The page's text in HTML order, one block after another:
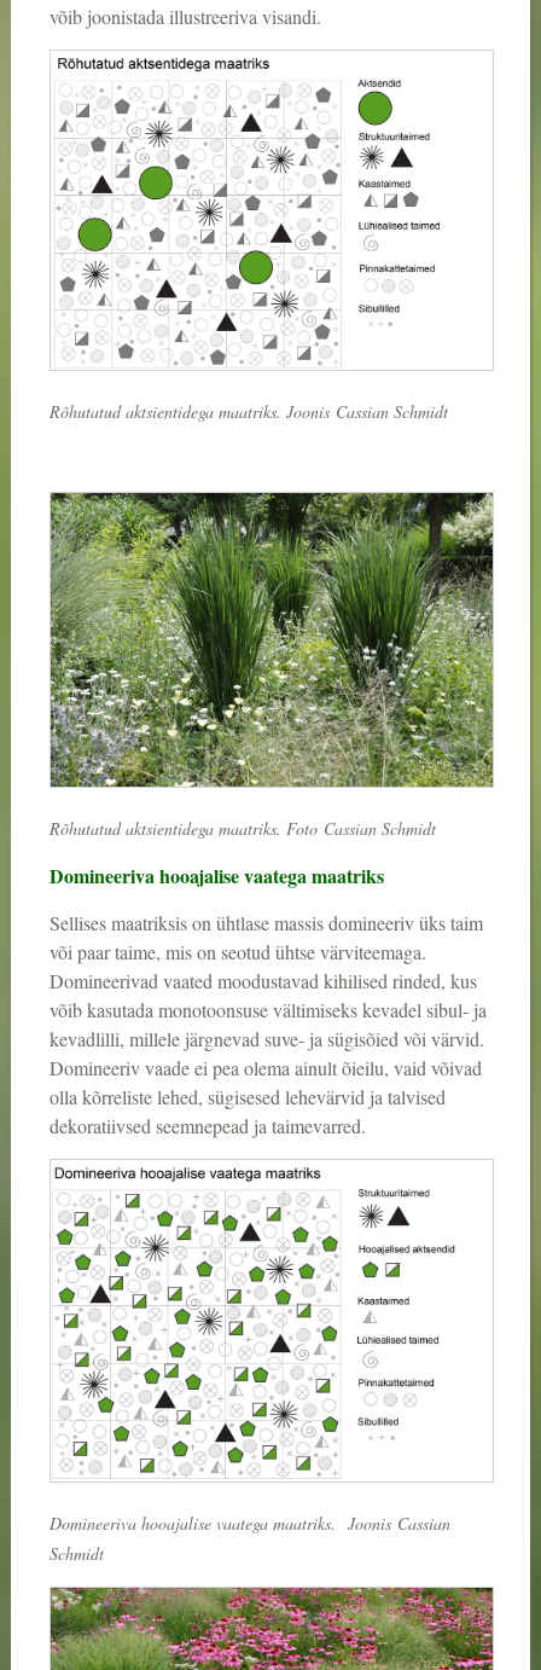
võib joonistada illustreeriva visandi.
Rõhutatud aktsientidega maatriks. Joonis Cassian Schmidt
Rõhutatud aktsientidega maatriks. Foto Cassian Schmidt
Domineeriva hooajalise vaatega maatriks
Sellises maatriksis on ühtlase massis domineeriv üks taim
või paar taime, mis on seotud ühtse värviteemaga.
Domineerivad vaated moodustavad kihilised rinded, kus
võib kasutada monotoonsuse vältimiseks kevadel sibul- ja
kevadlilli, millele järgnevad suve- ja sügisõied või värvid.
Domineeriv vaade ei pea olema ainult õieilu, vaid võivad
olla kõrreliste lehed, sügisesed lehevärvid ja talvised
dekoratiivsed seemnepead ja taimevarred.
Domineeriva hooajalise vaatega maatriks. Joonis Cassian
Schmidt